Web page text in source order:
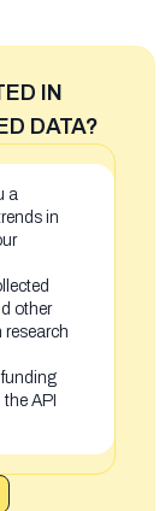
IN
DATA?
a
in
other
research
API